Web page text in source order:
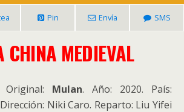
Pin Envía SMS
CHINA MEDIEVAL
Mulan. Año: 2020. País:
Niki Caro. Reparto: Liu Yifei